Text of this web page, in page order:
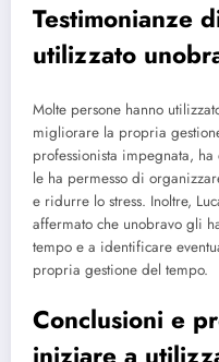
Testimonianze
utilizzato
Molte persone hanno
migliorare la propria
professionista impegnata,
le ha permesso di
e ridurre lo stress. Inoltre,
affermato che unobravo gli
tempo e a identificare
propria gestione del tempo.
Conclusioni e